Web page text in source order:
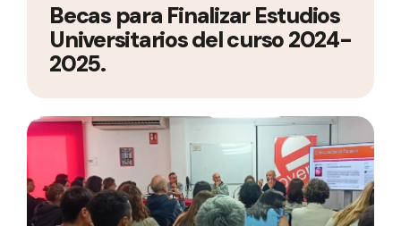
Becas para Finalizar Estudios
Universitarios del curso 2024-
2025.